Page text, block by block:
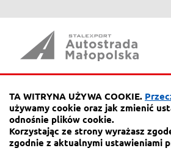
TA WITRYNA UŻYWA COOKIE.
używamy cookie oraz jak zmienić
odnośnie plików cookie.
Korzystając ze strony wyrażasz
zgodnie z aktualnymi ustawieniami
41-404 Mysłowice
phone: 32 76 27 555
fax 32 76 27 556
e-mail: a4@autostrada-